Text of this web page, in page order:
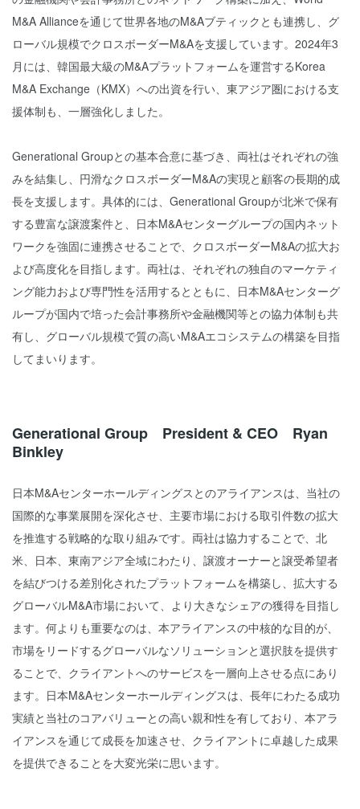
M&A Allianceを通じて世界各地のM&Aブティックとも連携し、グ
ローバル規模でクロスボーダーM&Aを支援しています。2024年3
月には、韓国最大級のM&Aプラットフォームを運営するKorea
M&A Exchange（KMX）への出資を行い、東アジア圏における支
援体制も、一層強化しました。
Generational Groupとの基本合意に基づき、両社はそれぞれの強
みを結集し、円滑なクロスボーダーM&Aの実現と顧客の長期的成
長を支援します。具体的には、Generational Groupが北米で保有
する豊富な譲渡案件と、日本M&Aセンターグループの国内ネット
ワークを強固に連携させることで、クロスボーダーM&Aの拡大お
よび高度化を目指します。両社は、それぞれの独自のマーケティ
ング能力および専門性を活用するとともに、日本M&Aセンターグ
ループが国内で培った会計事務所や金融機関等との協力体制も共
有し、グローバル規模で質の高いM&Aエコシステムの構築を目指
してまいります。
Generational Group President & CEO Ryan
Binkley
日本M&Aセンターホールディングスとのアライアンスは、当社の
国際的な事業展開を深化させ、主要市場における取引件数の拡大
を推進する戦略的な取り組みです。両社は協力することで、北
米、日本、東南アジア全域にわたり、譲渡オーナーと譲受希望者
を結びつける差別化されたプラットフォームを構築し、拡大する
グローバルM&A市場において、より大きなシェアの獲得を目指し
ます。何よりも重要なのは、本アライアンスの中核的な目的が、
市場をリードするグローバルなソリューションと選択肢を提供す
ることで、クライアントへのサービスを一層向上させる点にあり
ます。日本M&Aセンターホールディングスは、長年にわたる成功
実績と当社のコアバリューとの高い親和性を有しており、本アラ
イアンスを通じて成長を加速させ、クライアントに卓越した成果
を提供できることを大変光栄に思います。